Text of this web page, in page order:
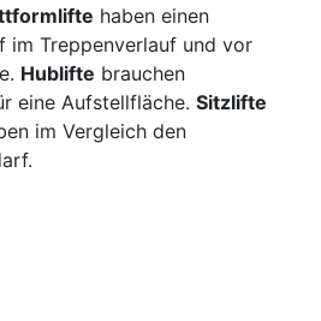
haben einen
im Treppenverlauf und vor
Hublifte brauchen
eine Aufstellfläche. Sitzlifte
im Vergleich den